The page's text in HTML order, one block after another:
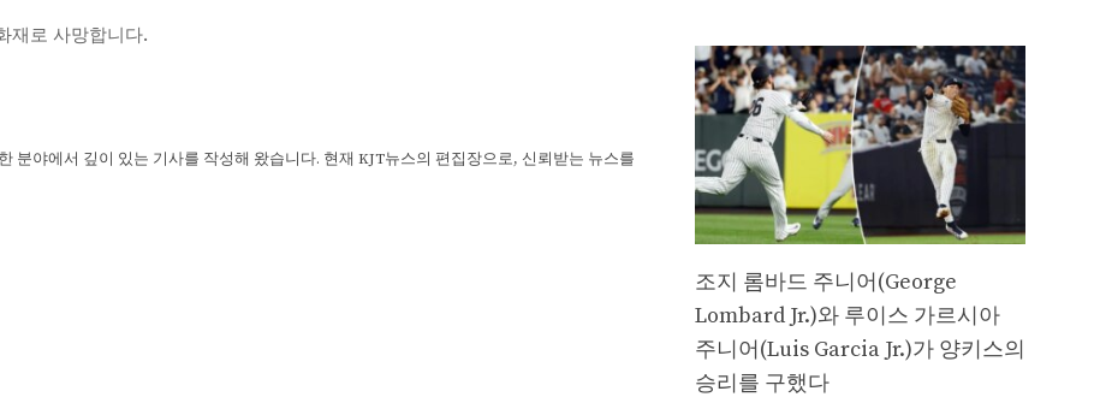
재로 사망합니다.
분야에서 깊이 있는 기사를 작성해 왔습니다. 현재 KJT뉴스의 편집장으로, 신뢰받는 뉴스를
조지 롬바드 주니어(George
Lombard Jr.)와 루이스 가르시아
주니어(Luis Garcia Jr.)가 양키스의
승리를 구했다